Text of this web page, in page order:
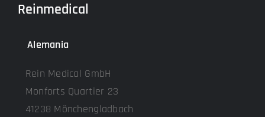
Reinmedical
Alemania
Rein Medical GmbH
Monforts Quartier 23
41238 Mönchengladbach